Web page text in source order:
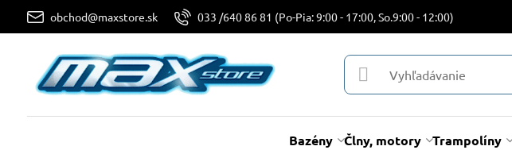
obchod@maxstore.sk 033 /640 86 81 (Po-Pia: 9:00 - 17:00, So.9:00 - 12:00)
Bazény Člny, motory Trampolíny